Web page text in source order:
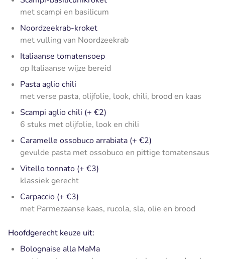
met scampi en basilicum
Noordzeekrab-kroket
met vulling van Noordzeekrab
Italiaanse tomatensoep
op Italiaanse wijze bereid
Pasta aglio chili
met verse pasta, olijfolie, look, chili, brood en kaas
Scampi aglio chili (+ €2)
6 stuks met olijfolie, look en chili
Caramelle ossobuco arrabiata (+ €2)
gevulde pasta met ossobuco en pittige tomatensaus
Vitello tonnato (+ €3)
klassiek gerecht
Carpaccio (+ €3)
met Parmezaanse kaas, rucola, sla, olie en brood
Hoofdgerecht keuze uit:
Bolognaise alla MaMa